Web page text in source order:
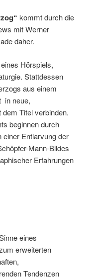
kommt durch die
mit Werner
daher.
Hörspiels,
Stattdessen
aus einem
in neue,
Titel verbinden.
beginnen durch
Entlarvung der
Mann-Bildes
Erfahrungen
eines
erweiterten
Tendenzen